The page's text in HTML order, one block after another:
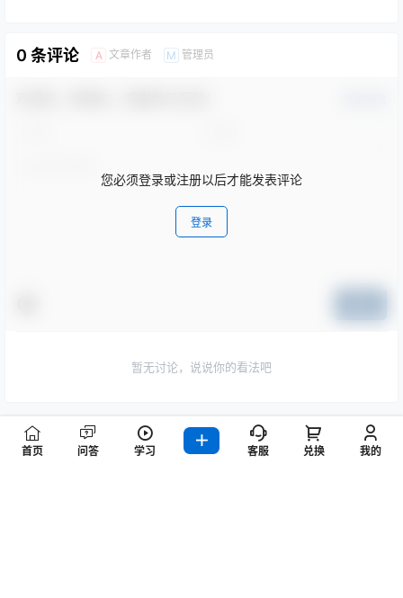
0 条评论 A 文章作者 M 管理员
您必须登录或注册以后才能发表评论
登录
暂无讨论，说说你的看法吧
首页 问答 学习 客服 兑换 我的